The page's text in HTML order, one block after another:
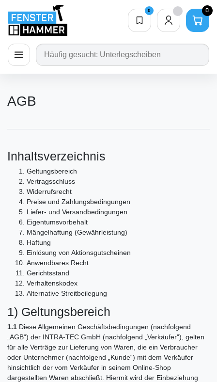
Navigation öffnen
0
Merkliste
0
0,00 €
schließen
AGB
Inhaltsverzeichnis
Geltungsbereich
Vertragsschluss
Widerrufsrecht
Preise und Zahlungsbedingungen
Liefer- und Versandbedingungen
Eigentumsvorbehalt
Mängelhaftung (Gewährleistung)
Haftung
Einlösung von Aktionsgutscheinen
Anwendbares Recht
Gerichtsstand
Verhaltenskodex
Alternative Streitbeilegung
1) Geltungsbereich
1.1 Diese Allgemeinen Geschäftsbedingungen (nachfolgend
„AGB“) der INTRA-TEC GmbH (nachfolgend „Verkäufer"), gelten
für alle Verträge zur Lieferung von Waren, die ein Verbraucher
oder Unternehmer (nachfolgend „Kunde“) mit dem Verkäufer
hinsichtlich der vom Verkäufer in seinem Online-Shop
dargestellten Waren abschließt. Hiermit wird der Einbeziehung